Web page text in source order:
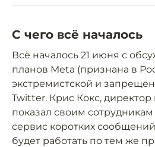
С чего всё началось
Всё началось 21 июня с
планов Meta (признана в
экстремистской и
Twitter. Крис Кокс,
показал своим
сервис коротких
будет работать по тем же